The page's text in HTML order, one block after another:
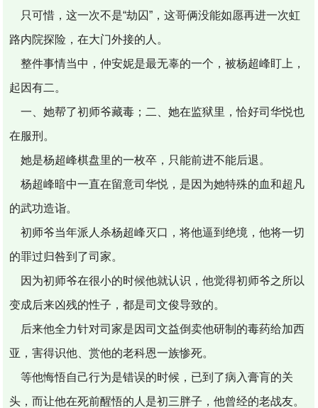
只可惜，这一次不是“劫囚”，这哥俩没能如愿再进一次虹
路内院探险，在大门外接的人。
整件事情当中，仲安妮是最无辜的一个，被杨超峰盯上，
起因有二。
一、她帮了初师爷藏毒；二、她在监狱里，恰好司华悦也
在服刑。
她是杨超峰棋盘里的一枚卒，只能前进不能后退。
杨超峰暗中一直在留意司华悦，是因为她特殊的血和超凡
的武功造诣。
初师爷当年派人杀杨超峰灭口，将他逼到绝境，他将一切
的罪过归咎到了司家。
因为初师爷在很小的时候他就认识，他觉得初师爷之所以
变成后来凶残的性子，都是司文俊导致的。
后来他全力针对司家是因司文益倒卖他研制的毒药给加西
亚，害得识他、赏他的老科恩一族惨死。
等他悔悟自己行为是错误的时候，已到了病入膏肓的关
头，而让他在死前醒悟的人是初三胖子，他曾经的老战友。